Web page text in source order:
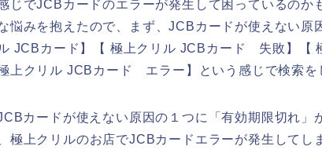
じでJCBカードのエラーが発生して困っているのか
悩みを抱えたので、まず、JCBカードが使えない原
ル JCBカード】【 極上クリル JCBカード 失敗】
上クリル JCBカード エラー】という感じで検索を
カードが使えない原因の１つに「有効期限切れ」
極上クリルのお店でJCBカードエラーが発生してし